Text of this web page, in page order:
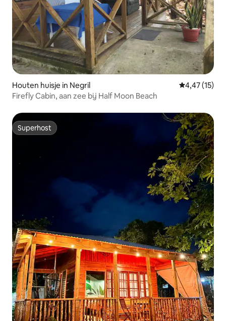
Houten huisje in Negril Gemiddelde
4,47 (15)
Firefly Cabin, aan zee bij Half Moon Beach
Superhost
Superhost